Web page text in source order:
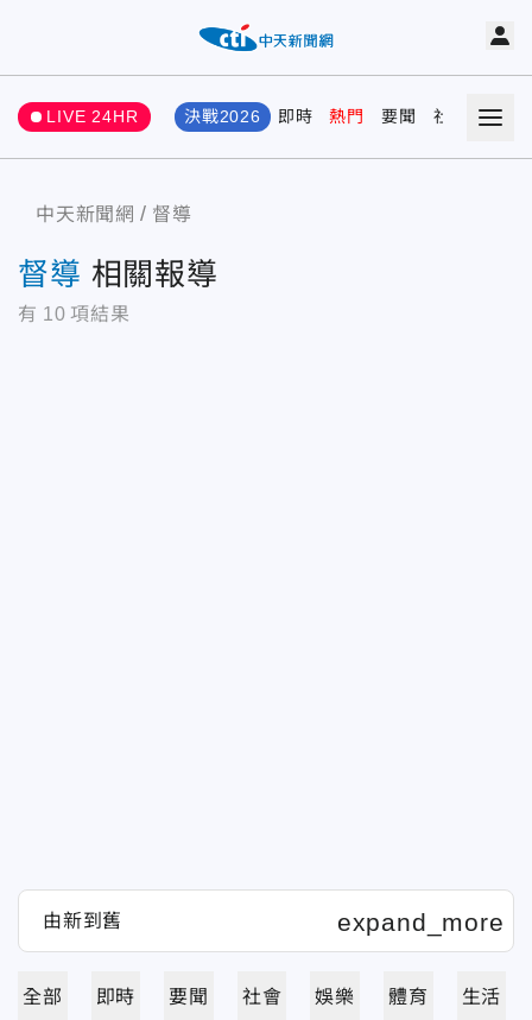
LIVE 24HR 決戰2026 即時 熱門 要聞 社會 娛樂
中天新聞網 督導
督導 相關報導
有 10 項結果
全部 即時 要聞 社會 娛樂 體育 生活